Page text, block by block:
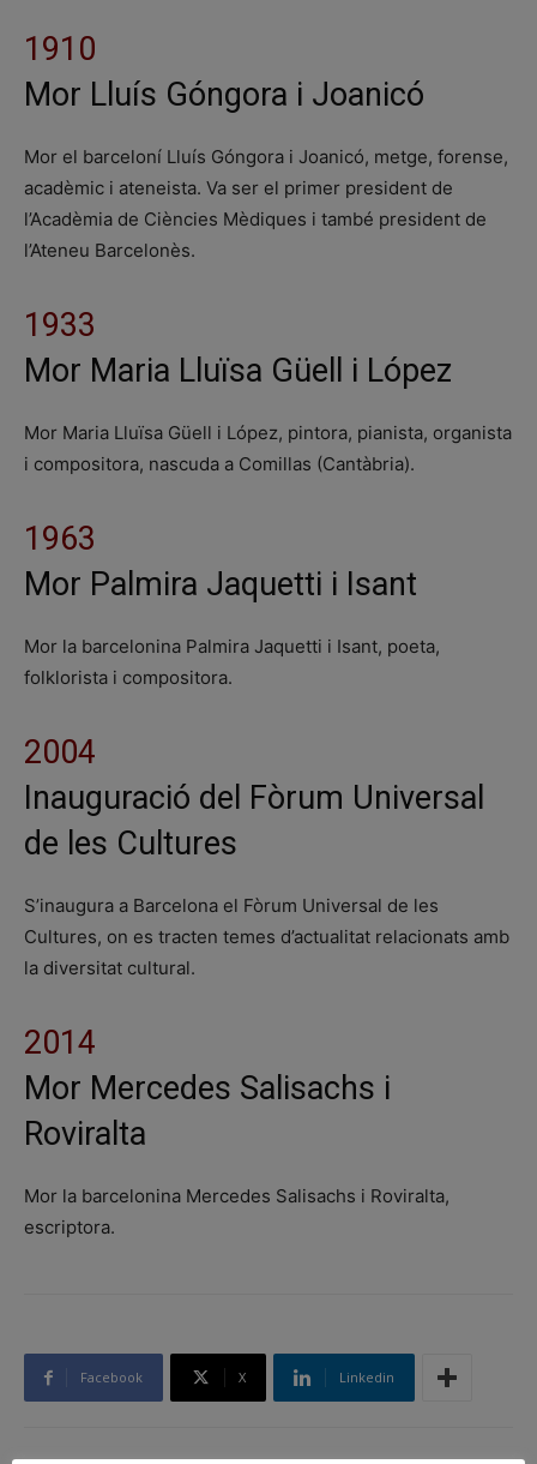
1910
Mor Lluís Góngora i Joanicó
Mor el barceloní Lluís Góngora i Joanicó, metge, forense,
acadèmic i ateneista. Va ser el primer president de
l’Acadèmia de Ciències Mèdiques i també president de
l’Ateneu Barcelonès.
1933
Mor Maria Lluïsa Güell i López
Mor Maria Lluïsa Güell i López, pintora, pianista, organista
i compositora, nascuda a Comillas (Cantàbria).
1963
Mor Palmira Jaquetti i Isant
Mor la barcelonina Palmira Jaquetti i Isant, poeta,
folklorista i compositora.
2004
Inauguració del Fòrum Universal
de les Cultures
S’inaugura a Barcelona el Fòrum Universal de les
Cultures, on es tracten temes d’actualitat relacionats amb
la diversitat cultural.
2014
Mor Mercedes Salisachs i
Roviralta
Mor la barcelonina Mercedes Salisachs i Roviralta,
escriptora.
Facebook X Linkedin